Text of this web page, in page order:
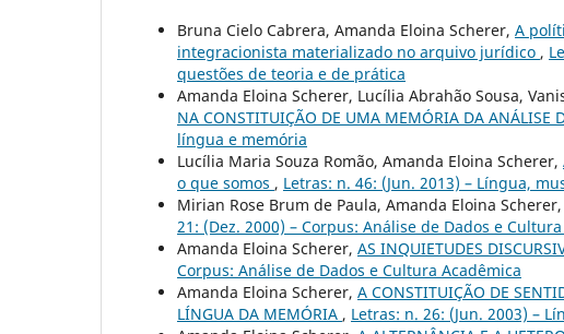
Bruna Cielo Cabrera, Amanda Eloina Scherer, A
integracionista materializado no arquivo jurídico ,
questões de teoria e de prática
Amanda Eloina Scherer, Lucília Abrahão Sousa,
NA CONSTITUIÇÃO DE UMA MEMÓRIA DA ANÁLISE
língua e memória
Lucília Maria Souza Romão, Amanda Eloina Scherer,
o que somos , Letras: n. 46: (Jun. 2013) – Língua,
Mirian Rose Brum de Paula, Amanda Eloina
21: (Dez. 2000) – Corpus: Análise de Dados e
Amanda Eloina Scherer, AS INQUIETUDES
Corpus: Análise de Dados e Cultura Acadêmica
Amanda Eloina Scherer, A CONSTITUIÇÃO DE
LÍNGUA DA MEMÓRIA , Letras: n. 26: (Jun. 2003) –